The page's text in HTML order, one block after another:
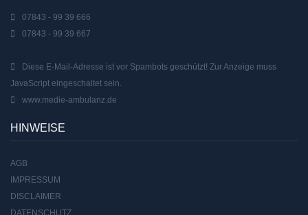
07843 - 99 39 666
07843 - 99 39 667
Diese E-Mail-Adresse ist vor Spambots geschützt! Zur Anzeige muss
JavaScript eingeschaltet sein.
www.medie-ambulanz.de
HINWEISE
AGB
IMPRESSUM
DISCLAIMER
DATENSCHUTZ